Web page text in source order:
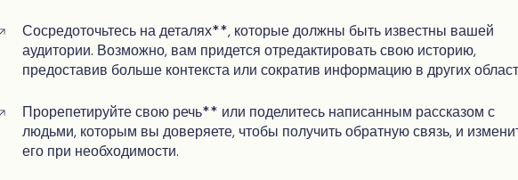
Сосредоточьтесь на деталях**, которые должны быть известны вашей
аудитории. Возможно, вам придется отредактировать свою историю,
предоставив больше контекста или сократив информацию в других
Прорепетируйте свою речь** или поделитесь написанным рассказом с
людьми, которым вы доверяете, чтобы получить обратную связь, и
его при необходимости.